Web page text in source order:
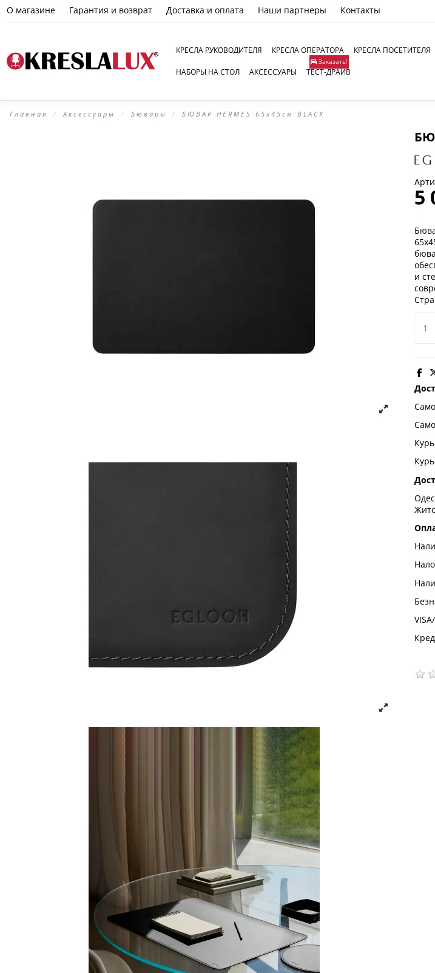
О магазине Гарантия и возврат Доставка и оплата Наши партнеры Контакты
КРЕСЛА РУКОВОДИТЕЛЯ КРЕСЛА ОПЕРАТОРА КРЕСЛА ПОСЕТИТЕЛЯ
НАБОРЫ НА СТОЛ АКСЕССУАРЫ ТЕСТ-ДРАЙВ
Заказать!
Главная Аксессуары Бювары БЮВАР HERMES 65x45см BLACK
5
и